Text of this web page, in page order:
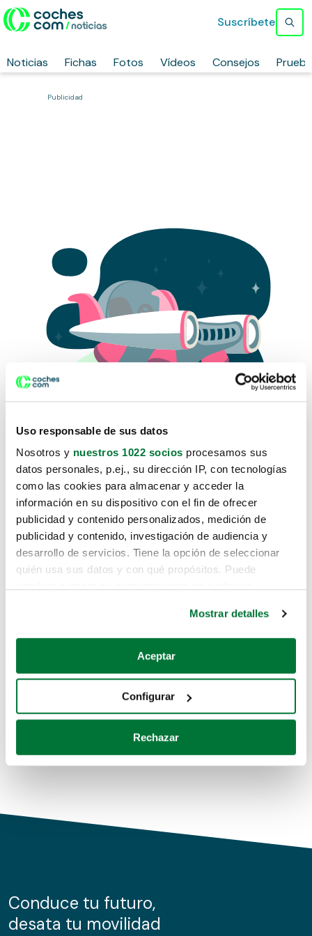
Uso responsable de sus datos
Nosotros y nuestros 1022 socios procesamos sus
datos personales, p.ej., su dirección IP, con tecnologías
como las cookies para almacenar y acceder la
información en su dispositivo con el fin de ofrecer
publicidad y contenido personalizados, medición de
publicidad y contenido, investigación de audiencia y
desarrollo de servicios. Tiene la opción de seleccionar
quién usa sus datos y con qué propósitos. Puede
Si lo permite, también quisiéramos:
Recopilar información sobre su ubicación geográfica
Identificar su dispositivo analizándolo activamente
para buscar características específicas (huellas
Obtenga más información sobre cómo se procesan sus
de cookies.
información sobre el uso que haga del sitio web con
nuestros partners de redes sociales, publicidad y análisis
Mostrar detalles
Aceptar
Configurar
Rechazar
Noticias Fichas Fotos Vídeos Consejos
Suscríbete
Publicidad
Lo sentimos, no sabemos como
te hemos traido hasta aquí.
Pero puedes encontrar el coche que estás
buscando en alguno de estos enlaces:
Coches de segunda mano
Coches de km0
Conduce tu futuro,
desata tu movilidad